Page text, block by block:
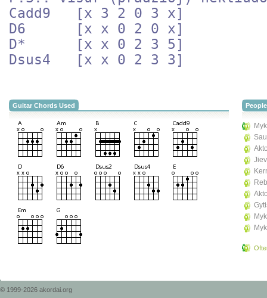
Cadd9   [x 3 2 0 3 x]
D6      [x x 0 2 0 x]
D*      [x x 0 2 3 5]
Dsus4   [x x 0 2 3 3]
Guitar Chords Used
© 1999-2026 akordai.org